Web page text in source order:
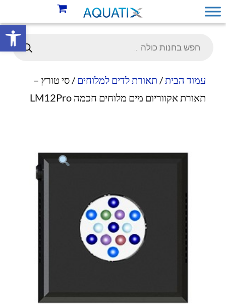
פתח
עמוד הבית/ תאורת לדים למלוחים/ סי טורץ –
תאורת אקווריום מים מלוחים חכמה LM12Pro